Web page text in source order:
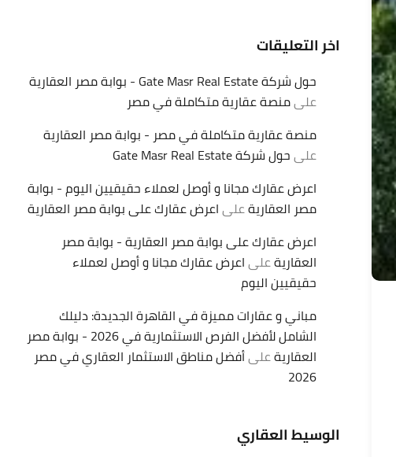
اخر التعليقات
حول شركة Gate Masr Real Estate - بوابة مصر العقارية
علىمنصة عقارية متكاملة في مصر
منصة عقارية متكاملة في مصر - بوابة مصر العقارية
علىحول شركة Gate Masr Real Estate
اعرض عقارك مجانا و أوصل لعملاء حقيقيين اليوم - بوابة
مصر العقاريةعلىاعرض عقارك على بوابة مصر العقارية
اعرض عقارك على بوابة مصر العقارية - بوابة مصر
العقاريةعلىاعرض عقارك مجانا و أوصل لعملاء
حقيقيين اليوم
مباني و عقارات مميزة في القاهرة الجديدة: دليلك
الشامل لأفضل الفرص الاستثمارية في 2026 - بوابة مصر
العقاريةعلىأفضل مناطق الاستثمار العقاري في مصر
2026
الوسيط العقاري